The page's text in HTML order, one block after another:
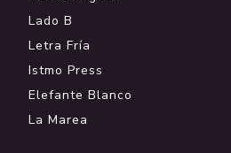
Lado B
Letra Fría
Istmo Press
Elefante Blanco
La Marea